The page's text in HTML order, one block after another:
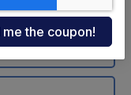
Available